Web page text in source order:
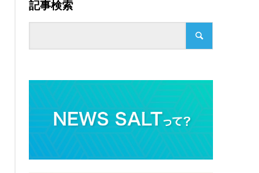
記事検索